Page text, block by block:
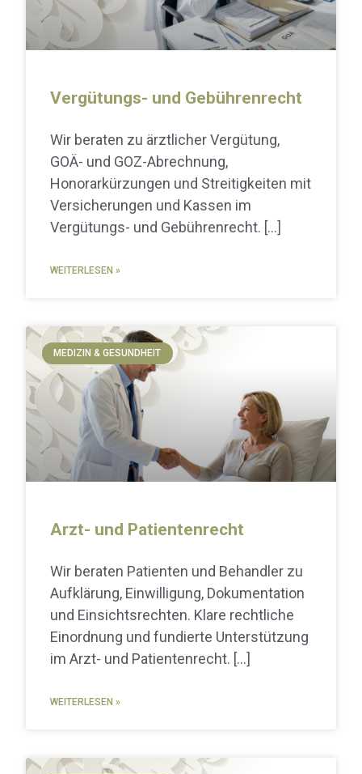
Vergütungs- und Gebührenrecht
Wir beraten zu ärztlicher Vergütung,
GOÄ- und GOZ-Abrechnung,
Honorarkürzungen und Streitigkeiten mit
Versicherungen und Kassen im
Vergütungs- und Gebührenrecht.
WEITERLESEN »
MEDIZIN & GESUNDHEIT
Arzt- und Patientenrecht
Wir beraten Patienten und Behandler zu
Aufklärung, Einwilligung, Dokumentation
und Einsichtsrechten. Klare rechtliche
Einordnung und fundierte Unterstützung
im Arzt- und Patientenrecht.
WEITERLESEN »